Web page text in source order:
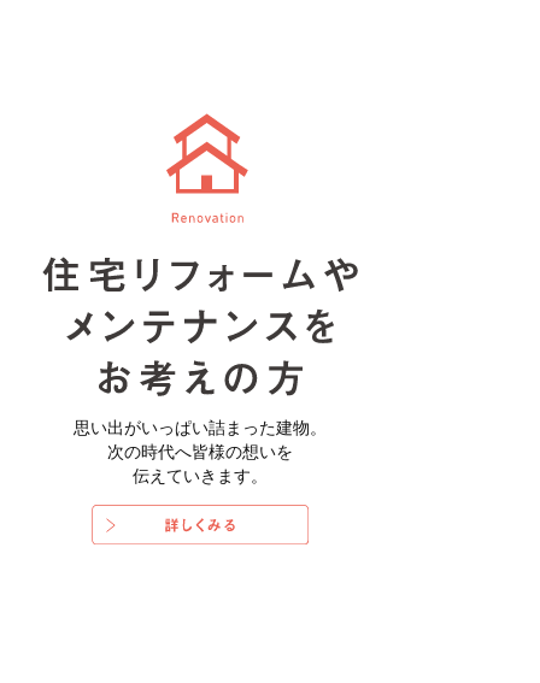
思い出がいっぱい詰まった建物。
次の時代へ皆様の想いを
伝えていきます。